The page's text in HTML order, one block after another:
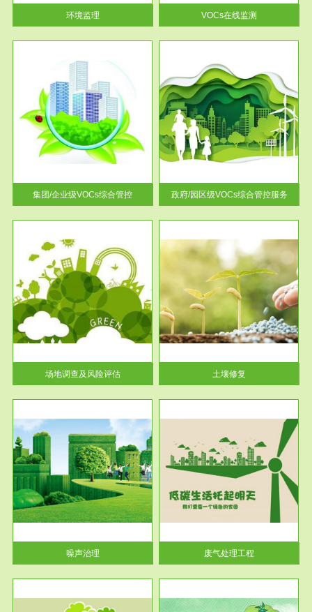
环境监理
率达...
VOCs在线监测
集团/企业级VOCs综合管控
服务范围
政府/园区级VOCs综合管控服务
根据《石化行业挥发性有机物综
合整治方案》文件要求，到2017
年，全...
政府/园区级VOCs综合管控服务
场地调查及风险评估
服务范围
土壤修复
土壤修复
噪声治理
服务范围
废气处理工程
废气处理工程